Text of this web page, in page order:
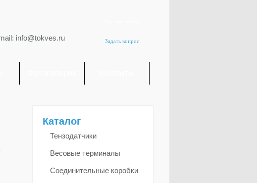
Задать вопрос
info@tokves.ru
Каталог
Тензодатчики
Весовые терминалы
Соединительные коробки